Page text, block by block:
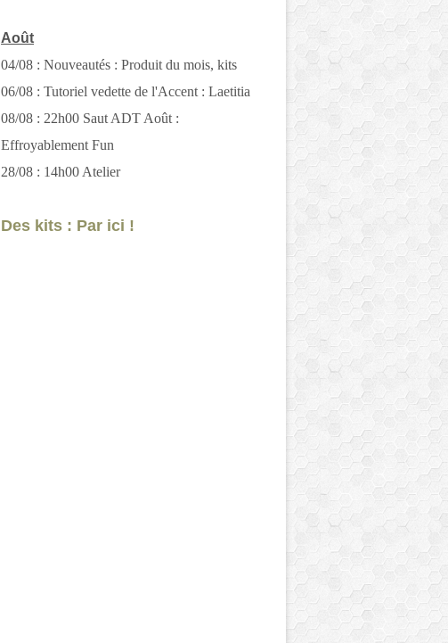
Août
04/08 : Nouveautés : Produit du mois, kits
06/08 : Tutoriel vedette de l'Accent : Laetitia
08/08 : 22h00 Saut ADT Août :
Effroyablement Fun
28/08 : 14h00 Atelier
Des kits : Par ici !